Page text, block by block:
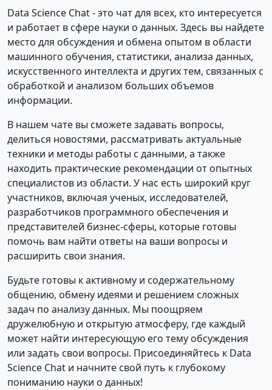
Data Science Chat - это чат для всех, кто интересуется
и работает в сфере науки о данных. Здесь вы найдете
место для обсуждения и обмена опытом в области
машинного обучения, статистики, анализа данных,
искусственного интеллекта и других тем, связанных с
обработкой и анализом больших объемов
информации.
В нашем чате вы сможете задавать вопросы,
делиться новостями, рассматривать актуальные
техники и методы работы с данными, а также
находить практические рекомендации от опытных
специалистов из области. У нас есть широкий круг
участников, включая ученых, исследователей,
разработчиков программного обеспечения и
представителей бизнес-сферы, которые готовы
помочь вам найти ответы на ваши вопросы и
расширить свои знания.
Будьте готовы к активному и содержательному
общению, обмену идеями и решением сложных
задач по анализу данных. Мы поощряем
дружелюбную и открытую атмосферу, где каждый
может найти интересующую его тему обсуждения
или задать свои вопросы. Присоединяйтесь к Data
Science Chat и начните свой путь к глубокому
пониманию науки о данных!